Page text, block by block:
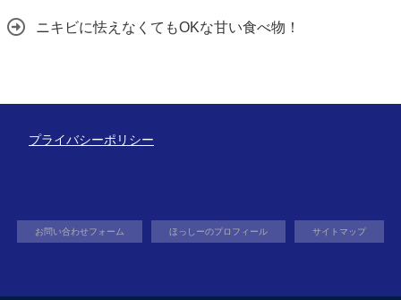
ニキビに怯えなくてもOKな甘い食べ物！
プライバシーポリシー
お問い合わせフォーム ほっしーのプロフィール サイトマップ